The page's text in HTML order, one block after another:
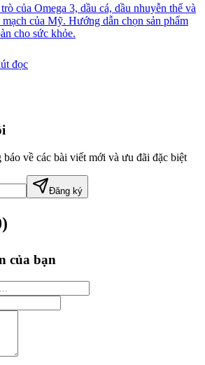
của Omega 3, dầu cá, dầu nhuyễn thể và
của Mỹ. Hướng dẫn chọn sản phẩm
cho sức khỏe.
đọc
về các bài viết mới và ưu đãi đặc biệt
Đăng ký
)
của bạn